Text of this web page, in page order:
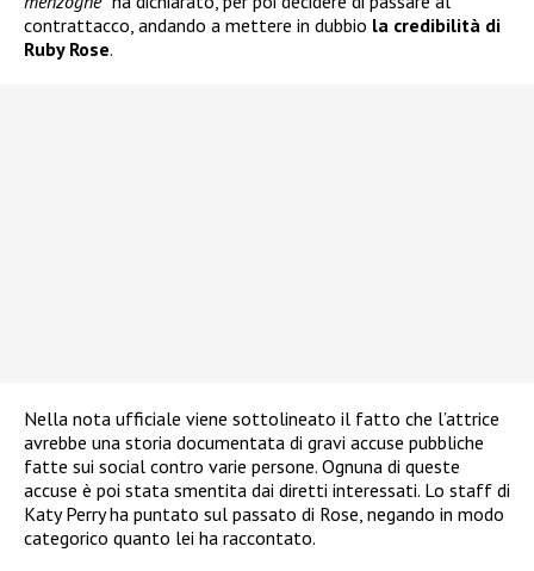
contrattacco, andando a mettere in dubbio la credibilità di
Ruby Rose.
Nella nota ufficiale viene sottolineato il fatto che l’attrice
avrebbe una storia documentata di gravi accuse pubbliche
fatte sui social contro varie persone. Ognuna di queste
accuse è poi stata smentita dai diretti interessati. Lo staff di
Katy Perry ha puntato sul passato di Rose, negando in modo
categorico quanto lei ha raccontato.